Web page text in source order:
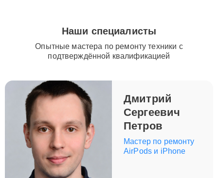
Наши специалисты
Опытные мастера по ремонту техники с
подтверждённой квалификацией
Дмитрий
Сергеевич
Петров
Мастер по ремонту
AirPods и iPhone